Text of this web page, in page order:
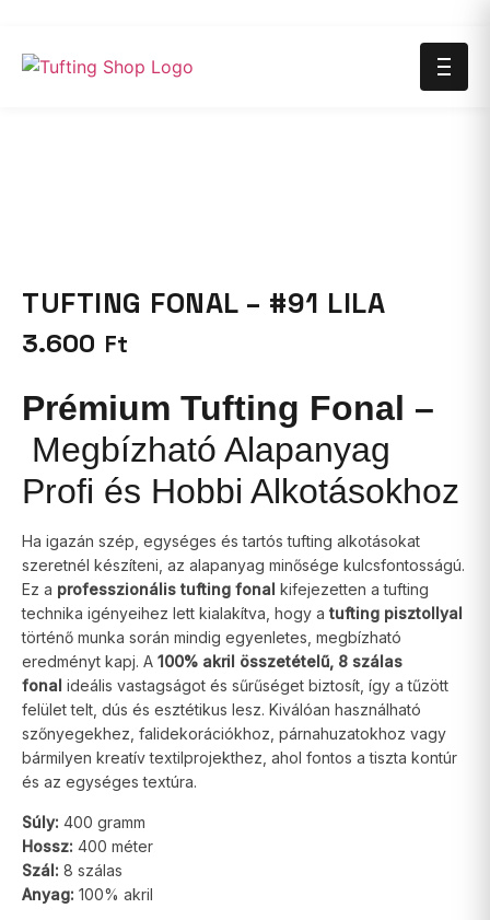
TUFTING FONAL – #91 LILA
3.600 Ft
Prémium Tufting Fonal –
Megbízható Alapanyag
Profi és Hobbi Alkotásokhoz
Ha igazán szép, egységes és tartós tufting alkotásokat
szeretnél készíteni, az alapanyag minősége kulcsfontosságú.
Ez a professzionális tufting fonal kifejezetten a tufting
technika igényeihez lett kialakítva, hogy a tufting pisztollyal
történő munka során mindig egyenletes, megbízható
eredményt kapj. A 100% akril összetételű, 8 szálas
fonal ideális vastagságot és sűrűséget biztosít, így a tűzött
felület telt, dús és esztétikus lesz. Kiválóan használható
szőnyegekhez, falidekorációkhoz, párnahuzatokhoz vagy
bármilyen kreatív textilprojekthez, ahol fontos a tiszta kontúr
és az egységes textúra.
Súly: 400 gramm
Hossz: 400 méter
Szál: 8 szálas
Anyag: 100% akril